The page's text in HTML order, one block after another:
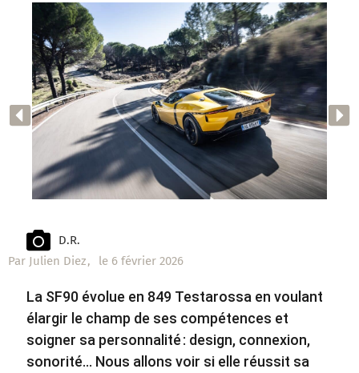
D.R.
Par Julien Diez, le 6 février 2026
La SF90 évolue en 849 Testarossa en voulant
élargir le champ de ses compétences et
soigner sa personnalité : design, connexion,
sonorité… Nous allons voir si elle réussit sa